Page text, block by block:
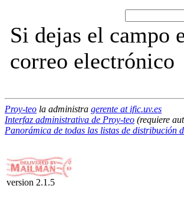
Si dejas el campo
correo electrónico
Proy-teo la administra gerente at ific.uv.es
Interfaz administrativa de Proy-teo (requiere
Panorámica de todas las listas de distribución
version 2.1.5